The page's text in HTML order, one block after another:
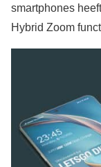
smartphones
Hybrid Zoom